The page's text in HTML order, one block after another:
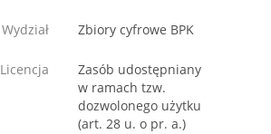
Wydział Zbiory cyfrowe BPK
Licencja
Zasób udostępniany
w ramach tzw.
dozwolonego użytku
(art. 28 u. o pr. a.)